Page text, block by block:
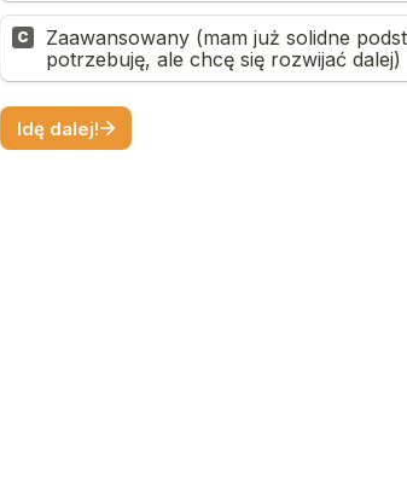
C
Zaawansowany (mam już solidne
potrzebuję, ale chcę się rozwijać dalej)
Idę dalej!